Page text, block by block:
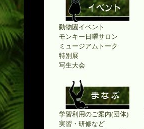
動物園イベント
モンキー日曜サロン
ミュージアムトーク
特別展
写生大会
学習利用のご案内(団体)
実習・研修など